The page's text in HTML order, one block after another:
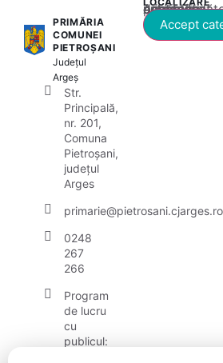
PRIMĂRIA
COMUNEI
PIETROȘANI
Județul
Argeș
Str.
Principală,
nr. 201,
Comuna
Pietroșani,
județul
Arges
primarie@pietrosani.cjarges.ro
0248
267
266
Program
de lucru
cu
publicul:
Acest conținut este blocat până când acceptați categoria corespunzătoare de cookie-uri.
Accept